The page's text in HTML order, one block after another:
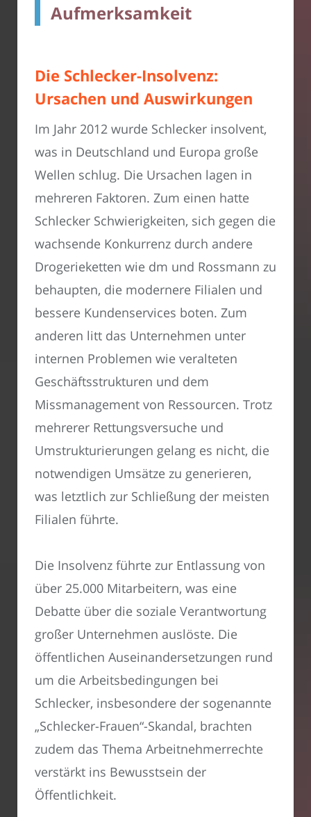
Aufmerksamkeit
Die Schlecker-Insolvenz:
Ursachen und Auswirkungen
Im Jahr 2012 wurde Schlecker insolvent,
was in Deutschland und Europa große
Wellen schlug. Die Ursachen lagen in
mehreren Faktoren. Zum einen hatte
Schlecker Schwierigkeiten, sich gegen die
wachsende Konkurrenz durch andere
Drogerieketten wie dm und Rossmann zu
behaupten, die modernere Filialen und
bessere Kundenservices boten. Zum
anderen litt das Unternehmen unter
internen Problemen wie veralteten
Geschäftsstrukturen und dem
Missmanagement von Ressourcen. Trotz
mehrerer Rettungsversuche und
Umstrukturierungen gelang es nicht, die
notwendigen Umsätze zu generieren,
was letztlich zur Schließung der meisten
Filialen führte.
Die Insolvenz führte zur Entlassung von
über 25.000 Mitarbeitern, was eine
Debatte über die soziale Verantwortung
großer Unternehmen auslöste. Die
öffentlichen Auseinandersetzungen rund
um die Arbeitsbedingungen bei
Schlecker, insbesondere der sogenannte
„Schlecker-Frauen“-Skandal, brachten
zudem das Thema Arbeitnehmerrechte
verstärkt ins Bewusstsein der
Öffentlichkeit.